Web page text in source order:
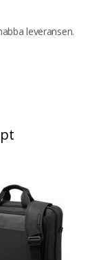
leveransen.